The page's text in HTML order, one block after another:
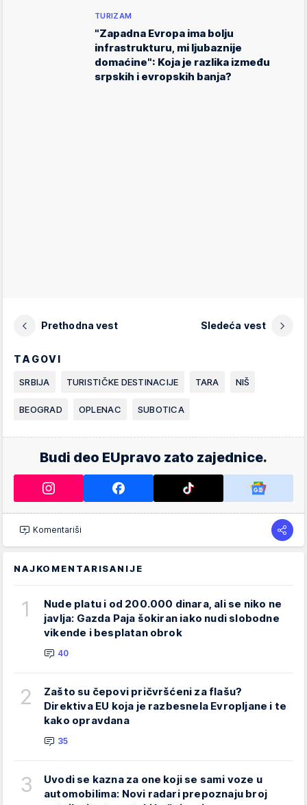
TURIZAM
"Zapadna Evropa ima bolju
infrastrukturu, mi ljubaznije
domaćine": Koja je razlika između
srpskih i evropskih banja?
Prethodna vest Sledeća vest
TAGOVI
SRBIJA TURISTIČKE DESTINACIJE TARA NIŠ
BEOGRAD OPLENAC SUBOTICA
Budi deo EUpravo zato zajednice.
Komentariši
NAJKOMENTARISANIJE
1
Nude platu i od 200.000 dinara, ali se niko ne
javlja: Gazda Paja šokiran iako nudi slobodne
vikende i besplatan obrok
40
2
Zašto su čepovi pričvršćeni za flašu?
Direktiva EU koja je razbesnela Evropljane i te
kako opravdana
35
3
Uvodi se kazna za one koji se sami voze u
automobilima: Novi radari prepoznaju broj